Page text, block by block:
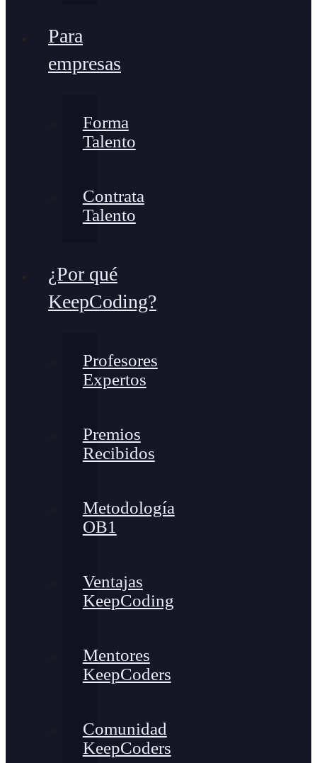
Para
empresas
Forma
Talento
Contrata
Talento
¿Por qué
KeepCoding?
Profesores
Expertos
Premios
Recibidos
Metodología
OB1
Ventajas
KeepCoding
Mentores
KeepCoders
Comunidad
KeepCoders